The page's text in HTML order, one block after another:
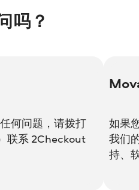
吗？
何问题，请拨打
联系 2Checkout
如果
我们
持、